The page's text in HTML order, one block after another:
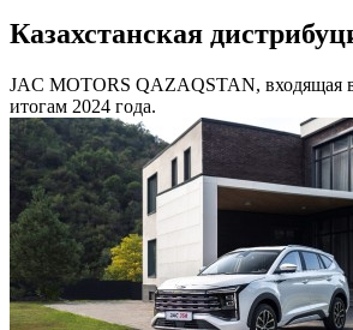
Казахстанская
JAC MOTORS QAZAQSTAN, входящая
итогам 2024 года.